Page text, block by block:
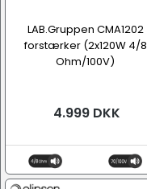
LAB.Gruppen CMA1202
forstærker (2x120W 4/8
Ohm/100V)
4.999 DKK